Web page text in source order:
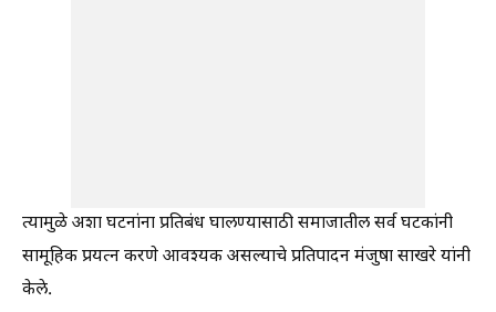
त्यामुळे अशा घटनांना प्रतिबंध घालण्यासाठी समाजातील सर्व घटकांनी
सामूहिक प्रयत्न करणे आवश्यक असल्याचे प्रतिपादन मंजुषा साखरे यांनी
केले.